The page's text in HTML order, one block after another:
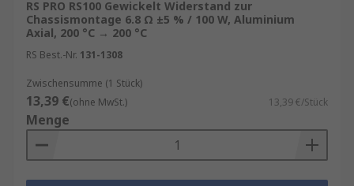
RS PRO RS100 Gewickelt Widerstand zur
Chassismontage 6.8 Ω ±5 % / 100 W, Aluminium
Axial, 200 °C → 200 °C
RS Best.-Nr. 131-1308
Zwischensumme (1 Stück)
13,39 €(ohne MwSt.) 13,39 €/Stück
Menge